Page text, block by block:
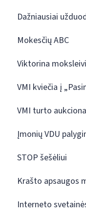
Dažniausiai
Mokesčių ABC
Viktorina
VMI kviečia į
VMI turto
Įmonių VDU
STOP šešėliui
Krašto apsaugos
Interneto